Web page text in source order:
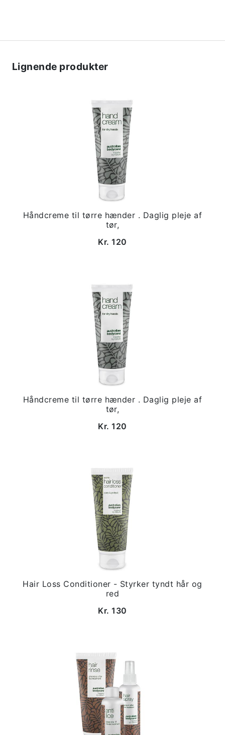
Lignende produkter
Håndcreme til tørre hænder . Daglig pleje af
tør,
Kr. 120
Håndcreme til tørre hænder . Daglig pleje af
tør,
Kr. 120
Hair Loss Conditioner - Styrker tyndt hår og
red
Kr. 130